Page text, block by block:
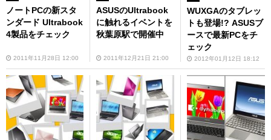
ノートPCの新スタ
ンダード Ultrabook
4製品をチェック
2011年11月28日 12:00
ASUSのUltrabook
に触れるイベントを
秋葉原駅で開催中
2011年12月21日 21:00
WUXGAのタブレッ
トも登場!? ASUSブ
ースで最新PCをチ
ェック
2012年01月12日 18:12